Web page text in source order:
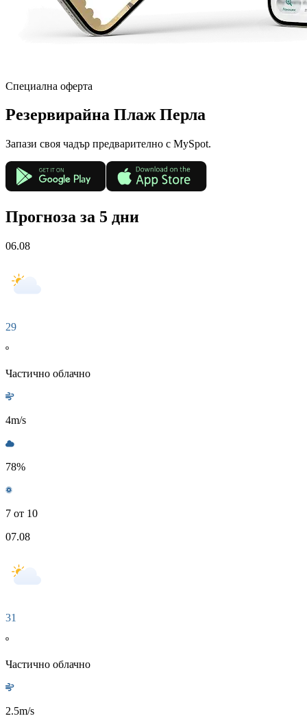
Специална оферта
Резервирайна Плаж Перла
Запази своя чадър предварително с MySpot.
Прогноза за 5 дни
06.08
29
º
Частично облачно
4m/s
78%
7 от 10
07.08
31
º
Частично облачно
2.5m/s